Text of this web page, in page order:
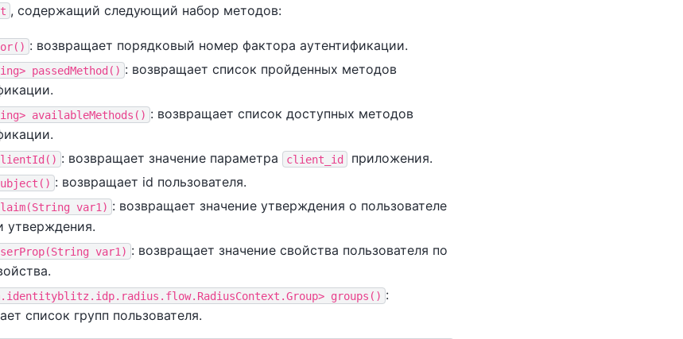
, содержащий следующий набор методов:
: возвращает порядковый номер фактора аутентификации.
passedMethod() : возвращает список пройденных методов
availableMethods() : возвращает список доступных методов
: возвращает значение параметра client_id приложения.
: возвращает id пользователя.
var1) : возвращает значение утверждения о пользователе
утверждения.
var1) : возвращает значение свойства пользователя по
groups() :
список групп пользователя.